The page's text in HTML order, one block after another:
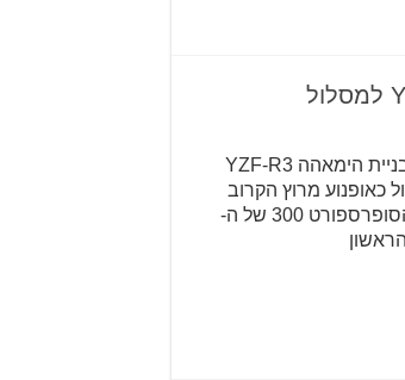
אנחנו מתחילים בבניית הימאהה YZF-R3
כאופנוע מרוץ הקרוב
ביותר לקטגוריית הסופרספורט 300 של ה-